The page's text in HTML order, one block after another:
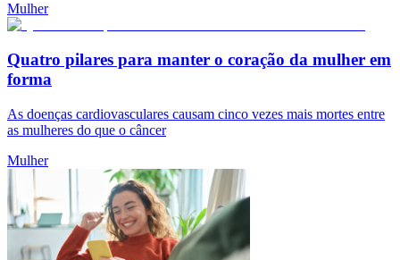
Mulher
Quatro pilares para manter o coração da mulher em
forma
As doenças cardiovasculares causam cinco vezes mais mortes entre
as mulheres do que o câncer
Mulher